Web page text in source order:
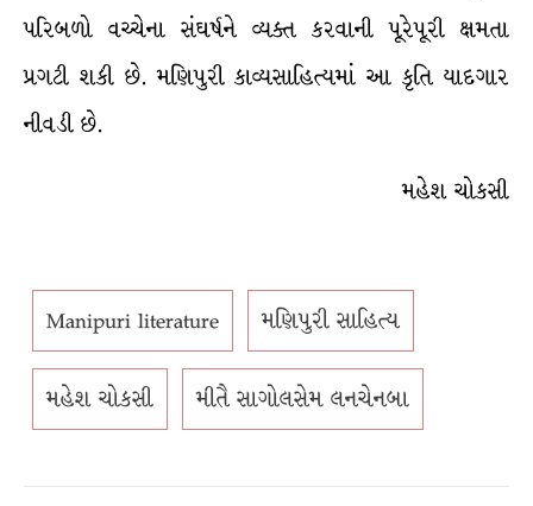
પરિબળો વચ્ચેના સંઘર્ષને વ્યક્ત કરવાની પૂરેપૂરી ક્ષમતા
પ્રગટી શકી છે. મણિપુરી કાવ્યસાહિત્યમાં આ કૃતિ યાદગાર
નીવડી છે.
મહેશ ચોકસી
Manipuri literature મણિપુરી સાહિત્ય
મહેશ ચોકસી મીતૈ સાગોલસેમ લનચેનબા